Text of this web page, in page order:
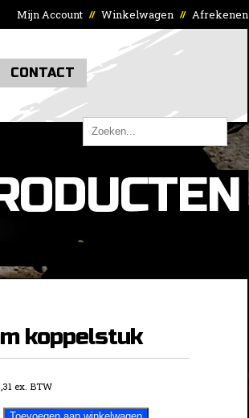
Mijn Account // Winkelwagen // Afrekenen
CONTACT
koppelstuk
ex. BTW